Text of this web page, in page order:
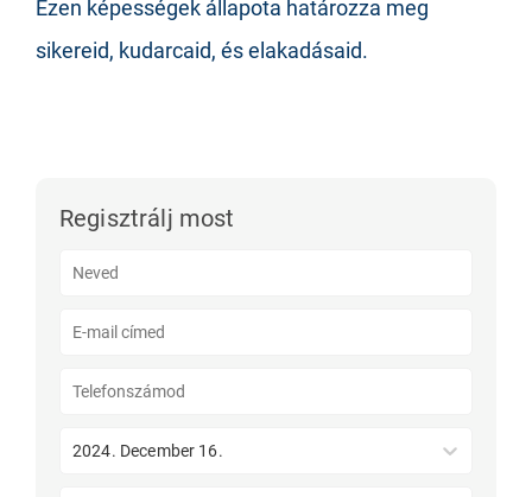
Ezen képességek állapota határozza meg
sikereid, kudarcaid, és elakadásaid.
Regisztrálj most
2024. December 16.